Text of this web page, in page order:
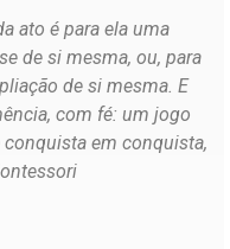
ato é para ela uma
de si mesma, ou, para
de si mesma. E
com fé: um jogo
em conquista,